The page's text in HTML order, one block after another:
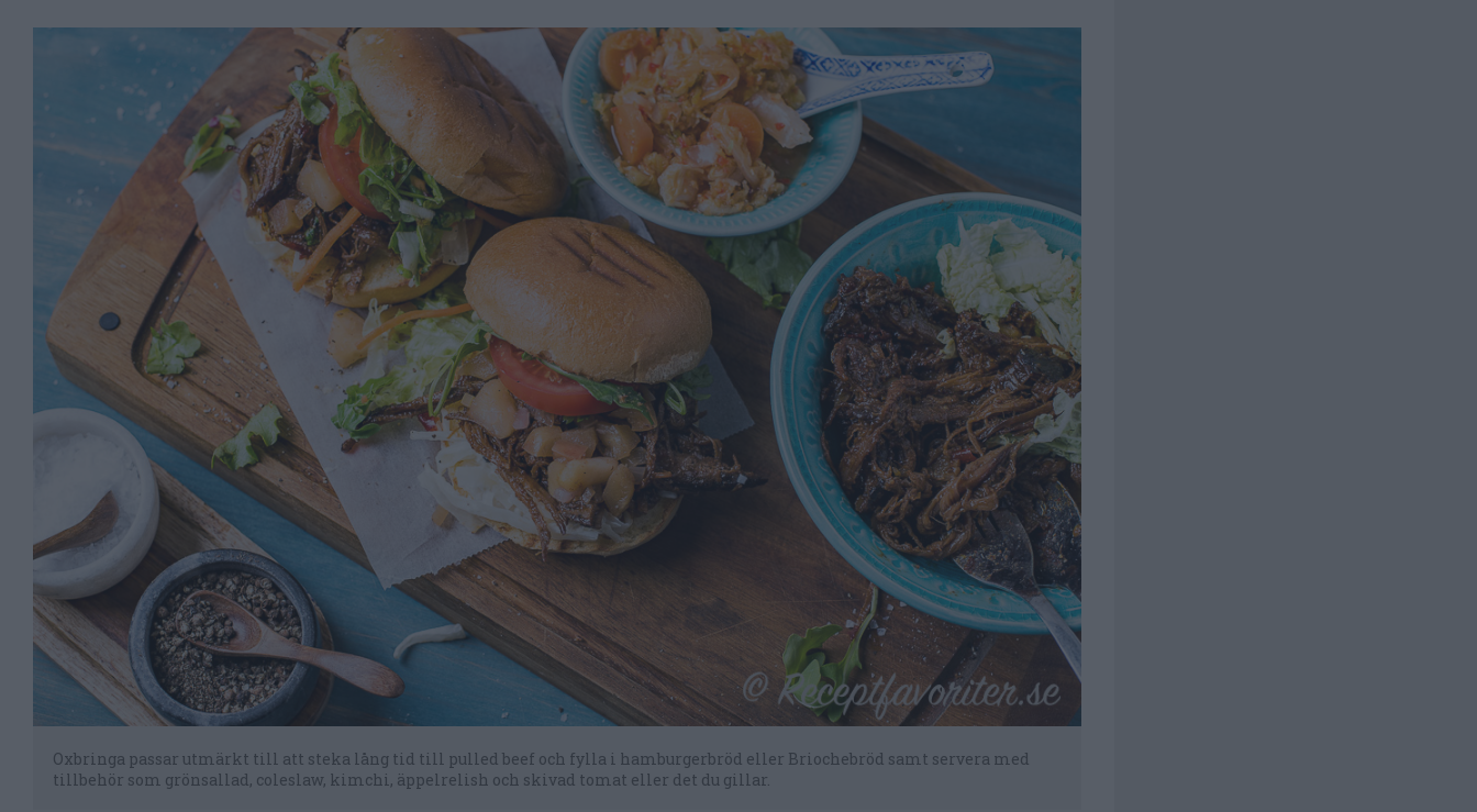
Oxbringa passar utmärkt till att steka lång tid till pulled beef och fylla i hamburgerbröd eller Briochebröd samt servera med
tillbehör som grönsallad, coleslaw, kimchi, äppelrelish och skivad tomat eller det du gillar.